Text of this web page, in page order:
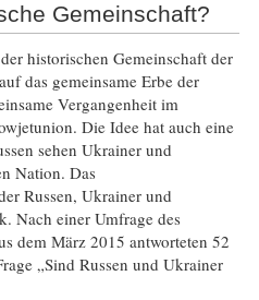
Gemeinschaft?
historischen Gemeinschaft der
das gemeinsame Erbe der
Vergangenheit im
Die Idee hat auch eine
sehen Ukrainer und
Nation. Das
Russen, Ukrainer und
Nach einer Umfrage des
dem Мärz 2015 antworteten 52
„Sind Russen und Ukrainer